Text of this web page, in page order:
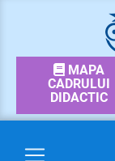
MAPA
CADRULUI
DIDACTIC